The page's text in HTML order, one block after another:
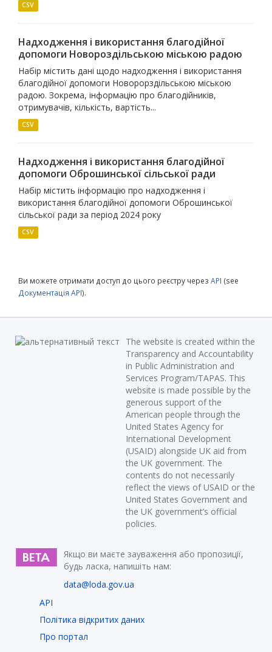
CSV
Надходження і використання благодійної
допомоги Новороздільською міською радою
Набір містить дані щодо надходження і використання
благодійної допомоги Новорорздільською міською
радою. Зокрема, інформацію про благодійників,
отримувачів, кількість, вартість...
CSV
Надходження і використання благодійної
допомоги Оброшинської сільської ради
Набір містить інформацію про надходження і
використання благодійної допомоги Оброшинської
сільської ради за період 2024 року
CSV
Ви можете отримати доступ до цього реєстру через API (see
Документація API).
The website is created within the
Transparency and Accountability
in Public Administration and
Services Program/TAPAS. This
website is made possible by the
generous support of the
American people through the
United States Agency for
International Development
(USAID) alongside UK aid from
the UK government. The
contents do not necessarily
reflect the views of USAID or the
United States Government and
the UK government’s official
policies.
Якщо ви маєте зауваження або пропозиції,
будь ласка, напишіть нам:
data@loda.gov.ua
API
Політика відкритих даних
Про портал